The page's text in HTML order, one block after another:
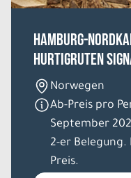
Hamburg-
Hurtigruten
Norwegen
Ab-Preis pro
September
2-er
Preis.